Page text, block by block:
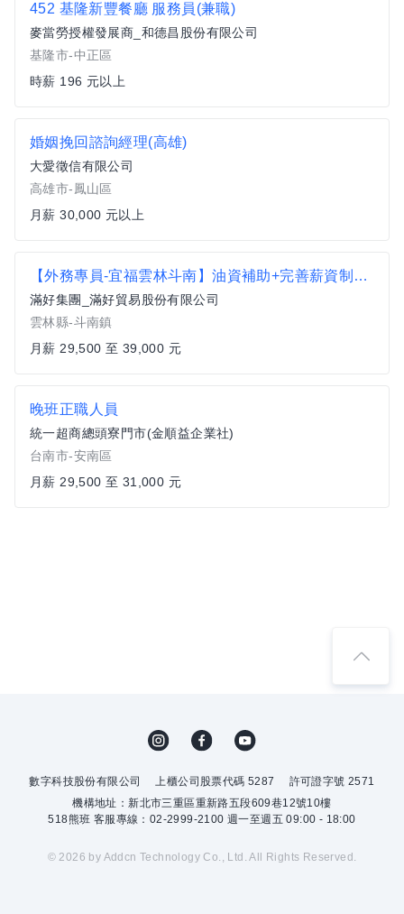
452 基隆新豐餐廳 服務員(兼職)
麥當勞授權發展商_和德昌股份有限公司
基隆市-中正區
時薪 196 元以上
婚姻挽回諮詢經理(高雄)
大愛徵信有限公司
高雄市-鳳山區
月薪 30,000 元以上
【外務專員-宜福雲林斗南】油資補助+完善薪資制度 (自備機車)
滿好集團_滿好貿易股份有限公司
雲林縣-斗南鎮
月薪 29,500 至 39,000 元
晚班正職人員
統一超商總頭寮門市(金順益企業社)
台南市-安南區
月薪 29,500 至 31,000 元
數字科技股份有限公司 上櫃公司股票代碼 5287
許可證字號 2571
機構地址：新北市三重區重新路五段609巷12號10樓
518熊班 客服專線：02-2999-2100 週一至週五 09:00 - 18:00
© 2026 by Addcn Technology Co., Ltd. All Rights Reserved.